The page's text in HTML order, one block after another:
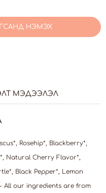
НЭМЭХ
МЭДЭЭЛЭЛ
Rosehip*, Blackberry*,
Natural Cherry Flavor*,
Black Pepper*, Lemon
- All our ingredients are from